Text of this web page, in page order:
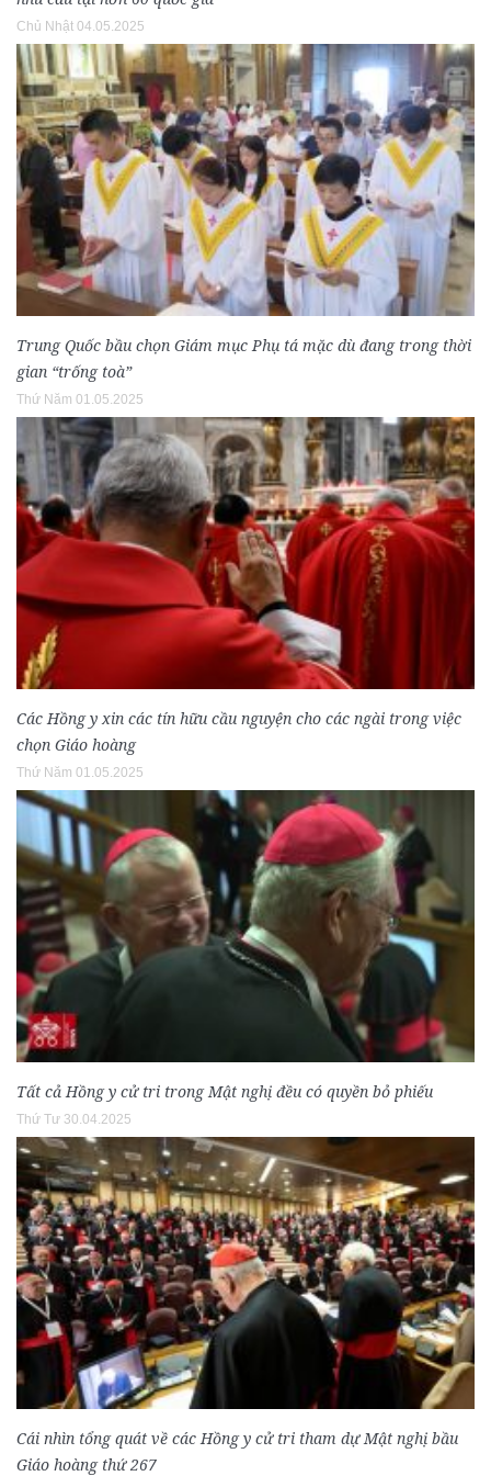
Chủ Nhật 04.05.2025
Trung Quốc bầu chọn Giám mục Phụ tá mặc dù đang trong thời
gian “trống toà”
Thứ Năm 01.05.2025
Các Hồng y xin các tín hữu cầu nguyện cho các ngài trong việc
chọn Giáo hoàng
Thứ Năm 01.05.2025
Tất cả Hồng y cử tri trong Mật nghị đều có quyền bỏ phiếu
Thứ Tư 30.04.2025
Cái nhìn tổng quát về các Hồng y cử tri tham dự Mật nghị bầu
Giáo hoàng thứ 267